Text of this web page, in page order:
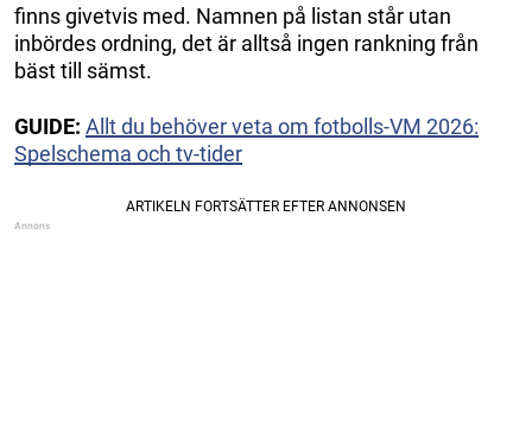
finns givetvis med. Namnen på listan står utan
inbördes ordning, det är alltså ingen rankning från
bäst till sämst.
GUIDE: Allt du behöver veta om fotbolls-VM 2026:
Spelschema och tv-tider